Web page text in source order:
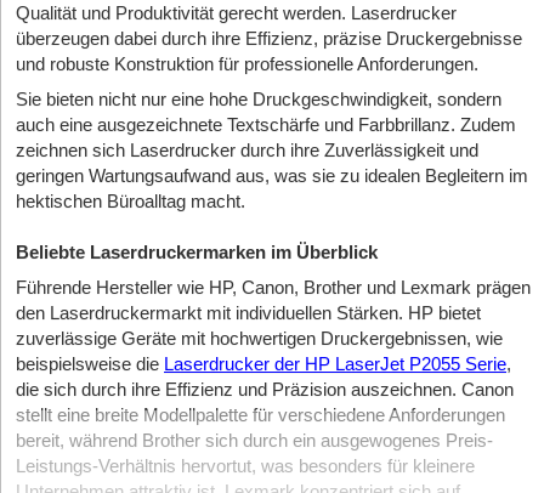
Qualität und Produktivität gerecht werden. Laserdrucker
überzeugen dabei durch ihre Effizienz, präzise Druckergebnisse
und robuste Konstruktion für professionelle Anforderungen.
Sie bieten nicht nur eine hohe Druckgeschwindigkeit, sondern
auch eine ausgezeichnete Textschärfe und Farbbrillanz. Zudem
zeichnen sich Laserdrucker durch ihre Zuverlässigkeit und
geringen Wartungsaufwand aus, was sie zu idealen Begleitern im
hektischen Büroalltag macht.
Beliebte Laserdruckermarken im Überblick
Führende Hersteller wie HP, Canon, Brother und Lexmark prägen
den Laserdruckermarkt mit individuellen Stärken. HP bietet
zuverlässige Geräte mit hochwertigen Druckergebnissen, wie
beispielsweise die Laserdrucker der HP LaserJet P2055 Serie,
die sich durch ihre Effizienz und Präzision auszeichnen. Canon
stellt eine breite Modellpalette für verschiedene Anforderungen
bereit, während Brother sich durch ein ausgewogenes Preis-
Leistungs-Verhältnis hervortut, was besonders für kleinere